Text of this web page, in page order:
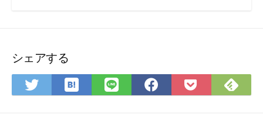
シェアする
Twitter
で
は
て
LINE
で
Facebook
で
Pocket
に
で